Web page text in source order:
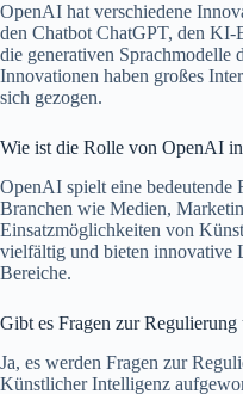
OpenAI hat verschiedene
den Chatbot ChatGPT, den
die generativen Sprachmodelle
Innovationen haben großes
sich gezogen.
Wie ist die Rolle von OpenAI
OpenAI spielt eine bedeutende
Branchen wie Medien,
Einsatzmöglichkeiten von
vielfältig und bieten innovative
Bereiche.
Gibt es Fragen zur
Ja, es werden Fragen zur
Künstlicher Intelligenz